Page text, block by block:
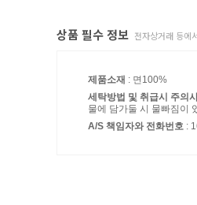
상품 필수 정보 전자상거래 등에
제품소재 : 면100%
세탁방법 및 취급시 주의
물에 담가둘 시 물빠짐이
A/S 책임자와 전화번호 :